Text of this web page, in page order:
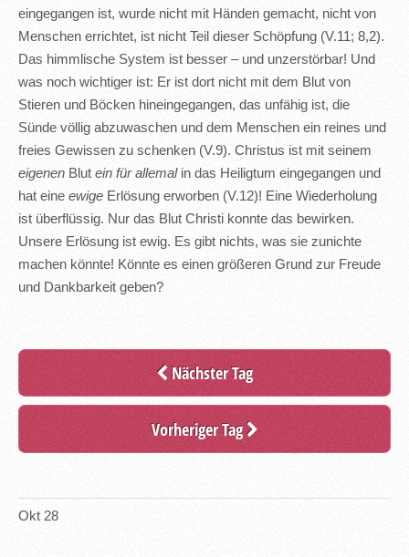
Okt 28
eingegangen ist, wurde nicht mit Händen gemacht, nicht von
Menschen errichtet, ist nicht Teil dieser Schöpfung (V.11; 8,2).
Das himmlische System ist besser – und unzerstörbar! Und
was noch wichtiger ist: Er ist dort nicht mit dem Blut von
Stieren und Böcken hineingegangen, das unfähig ist, die
Sünde völlig abzuwaschen und dem Menschen ein reines und
freies Gewissen zu schenken (V.9). Christus ist mit seinem
eigenen Blut ein für allemalin das Heiligtum eingegangen und
hat eine ewige Erlösung erworben (V.12)! Eine Wiederholung
ist überflüssig. Nur das Blut Christi konnte das bewirken.
Unsere Erlösung ist ewig. Es gibt nichts, was sie zunichte
machen könnte! Könnte es einen größeren Grund zur Freude
und Dankbarkeit geben?
Nächster Tag
Vorheriger Tag